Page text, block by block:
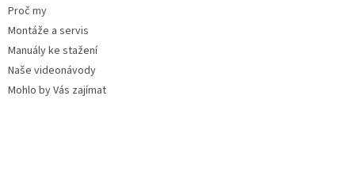
Proč my
Montáže a servis
Manuály ke stažení
Naše videonávody
Mohlo by Vás zajímat